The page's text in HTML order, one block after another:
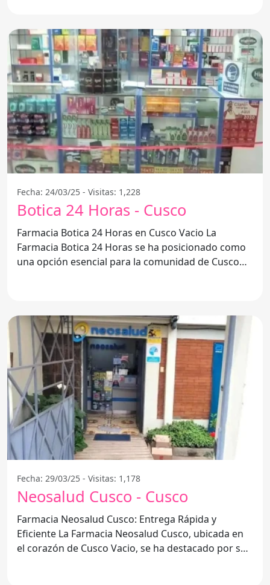
Fecha: 24/03/25 - Visitas: 1,228
Botica 24 Horas - Cusco
Farmacia Botica 24 Horas en Cusco Vacio La
Farmacia Botica 24 Horas se ha posicionado como
una opción esencial para la comunidad de Cusco
Fecha: 29/03/25 - Visitas: 1,178
Neosalud Cusco - Cusco
Farmacia Neosalud Cusco: Entrega Rápida y
Eficiente La Farmacia Neosalud Cusco, ubicada en
el corazón de Cusco Vacio, se ha destacado por su